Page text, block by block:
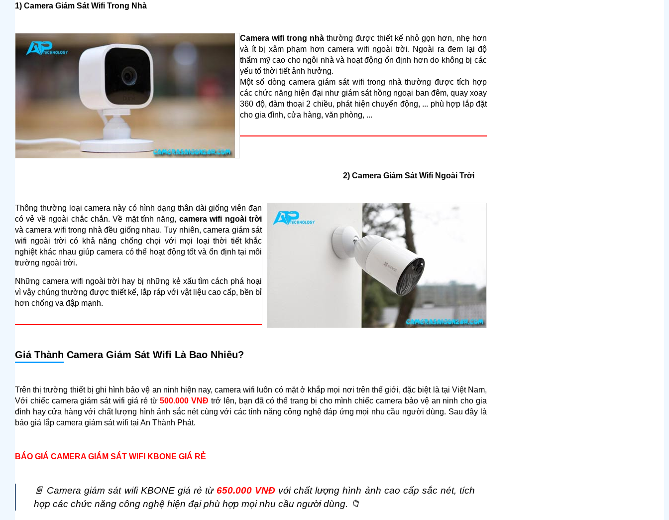
1) Camera Giám Sát Wifi Trong Nhà
Camera wifi trong nhà thường được thiết kế nhỏ gọn hơn, nhẹ hơn
và ít bị xâm phạm hơn camera wifi ngoài trời. Ngoài ra đem lại độ
thẩm mỹ cao cho ngôi nhà và hoạt động ổn định hơn do không bị các
yếu tố thời tiết ảnh hưởng.
Một số dòng camera giám sát wifi trong nhà thường được tích hợp
các chức năng hiện đại như giám sát hồng ngoại ban đêm, quay xoay
360 độ, đàm thoại 2 chiều, phát hiện chuyển động, ... phù hợp lắp đặt
cho gia đình, cửa hàng, văn phòng, ...
2) Camera Giám Sát Wifi Ngoài Trời
Thông thường loại camera này có hình dạng thân dài giống viên đạn
có vẻ về ngoài chắc chắn. Về mặt tính năng, camera wifi ngoài trời
và camera wifi trong nhà đều giống nhau. Tuy nhiên, camera giám sát
wifi ngoài trời có khả năng chống chọi với mọi loại thời tiết khắc
nghiệt khác nhau giúp camera có thể hoạt động tốt và ổn định tại môi
trường ngoài trời.
Những camera wifi ngoài trời hay bị những kẻ xấu tìm cách phá hoại
vì vậy chúng thường được thiết kế, lắp ráp với vật liệu cao cấp, bền bỉ
hơn chống va đập mạnh.
Giá Thành Camera Giám Sát Wifi Là Bao Nhiêu?
Trên thị trường thiết bị ghi hình bảo vệ an ninh hiện nay, camera wifi luôn có mặt ở khắp mọi nơi trên thế giới, đặc biệt là tại Việt Nam,
Với chiếc camera giám sát wifi giá rẻ từ500.000 VNĐtrở lên, bạn đã có thể trang bị cho mình chiếc camera bảo vệ an ninh cho gia
đình hay cửa hàng với chất lượng hình ảnh sắc nét cùng với các tính năng công nghệ đáp ứng mọi nhu cầu người dùng. Sau đây là
báo giá lắp camera giám sát wifi tại An Thành Phát.
BÁO GIÁ CAMERA GIÁM SÁT WIFI KBONE GIÁ RẺ
📄 Camera giám sát wifi KBONE giá rẻ từ 650.000 VNĐ với chất lượng hình ảnh cao cấp sắc nét, tích
hợp các chức năng công nghệ hiện đại phù hợp mọi nhu cầu người dùng. 📁